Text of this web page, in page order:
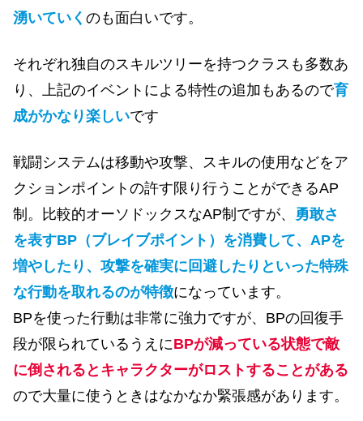
湧いていく のも面白いです。
それぞれ独自のスキルツリーを持つクラスも多数あ
り、上記のイベントによる特性の追加もあるので育
成がかなり楽しいです
戦闘システムは移動や攻撃、スキルの使用などをア
クションポイントの許す限り行うことができるAP
制。比較的オーソドックスなAP制ですが、 勇敢さ
を表すBP（ブレイブポイント）を消費して、APを
増やしたり、攻撃を確実に回避したりといった特殊
な行動を取れるのが特徴になっています。
BPを使った行動は非常に強力ですが、BPの回復手
段が限られているうえにBPが減っている状態で敵
に倒されるとキャラクターがロストすることがある
ので大量に使うときはなかなか緊張感があります。